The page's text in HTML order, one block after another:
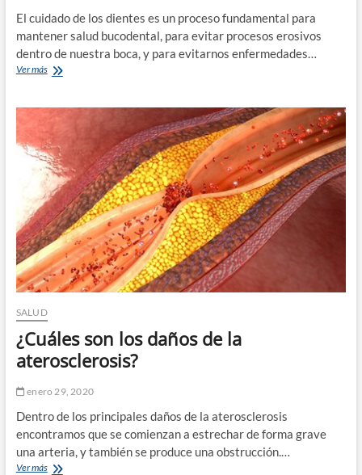
El cuidado de los dientes es un proceso fundamental para
mantener salud bucodental, para evitar procesos erosivos
dentro de nuestra boca, y para evitarnos enfermedades…
Ver másTodo
los
dientes
SALUD
¿Cuáles son los daños de la
aterosclerosis?
enero 29, 2020
Dentro de los principales daños de la aterosclerosis
encontramos que se comienzan a estrechar de forma grave
una arteria, y también se produce una obstrucción.…
Ver más¿Cuáles